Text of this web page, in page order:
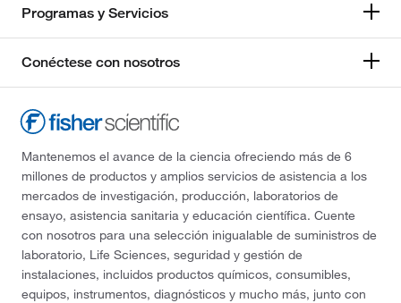
Programas y Servicios
Conéctese con nosotros
Mantenemos el avance de la ciencia ofreciendo más de 6
millones de productos y amplios servicios de asistencia a los
mercados de investigación, producción, laboratorios de
ensayo, asistencia sanitaria y educación científica. Cuente
con nosotros para una selección inigualable de suministros de
laboratorio, Life Sciences, seguridad y gestión de
instalaciones, incluidos productos químicos, consumibles,
equipos, instrumentos, diagnósticos y mucho más, junto con